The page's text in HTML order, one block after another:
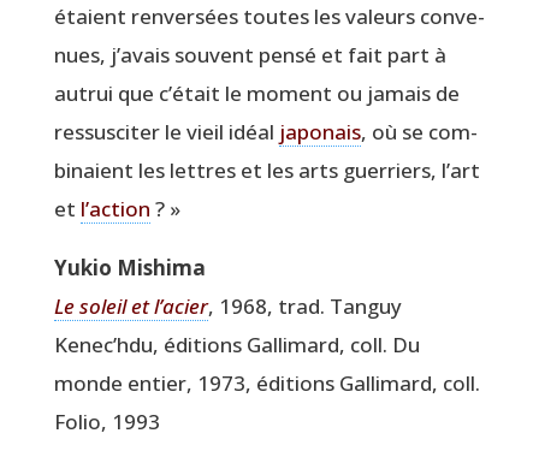
étaient ren­ver­sées toutes les valeurs conve­
nues, j’avais sou­vent pen­sé et fait part à
autrui que c’était le moment ou jamais de
res­sus­ci­ter le vieil idéal japo­nais, où se com­
bi­naient les lettres et les arts guer­riers, l’art
et l’action ? »
Yukio Mishi­ma
Le soleil et l’a­cier, 1968, trad. Tan­guy
Kenec’hdu, édi­tions Gal­li­mard, coll. Du
monde entier, 1973, édi­tions Gal­li­mard, coll.
Folio, 1993